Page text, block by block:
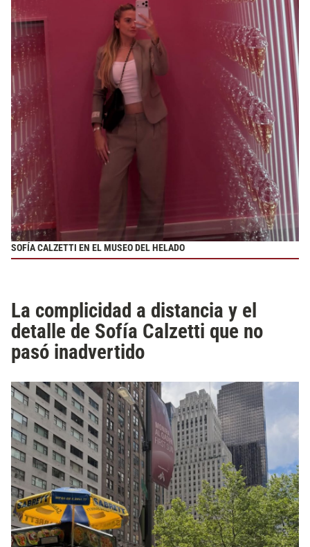
SOFÍA CALZETTI EN EL MUSEO DEL HELADO
La complicidad a distancia y el
detalle de Sofía Calzetti que no
pasó inadvertido